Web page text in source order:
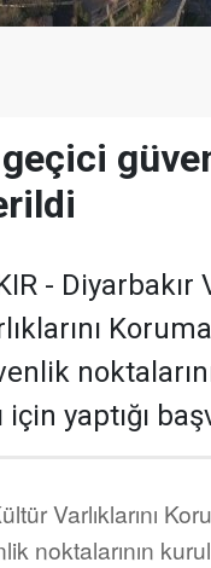
-
için yaptığı
Varlıklarını
noktalarının